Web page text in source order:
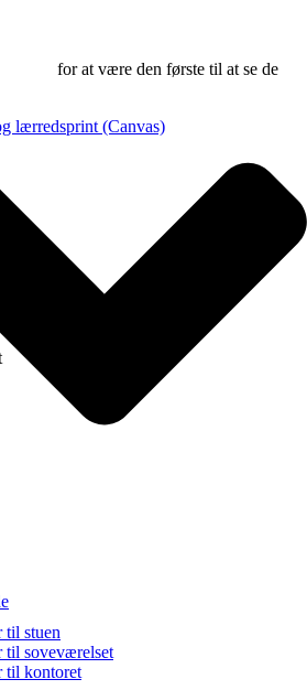
til stuen
til soveværelset
til kontoret
for at være den første til at se de